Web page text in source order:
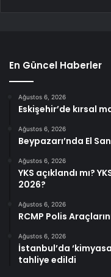
En Güncel Haberler
Ağustos 6, 2026
Eskişehir’de kırsal
Ağustos 6, 2026
Beypazarı’nda El
Ağustos 6, 2026
YKS açıklandı mı?
2026?
Ağustos 6, 2026
RCMP Polis
Ağustos 6, 2026
İstanbul’da
tahliye edildi